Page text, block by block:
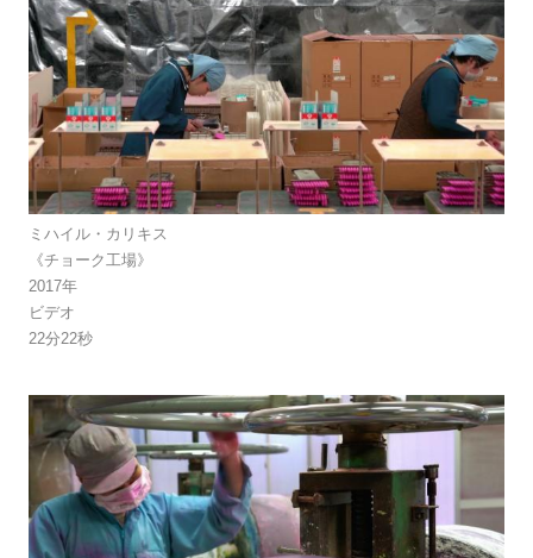
ミハイル・カリキス
《チョーク工場》
2017年
ビデオ
22分22秒